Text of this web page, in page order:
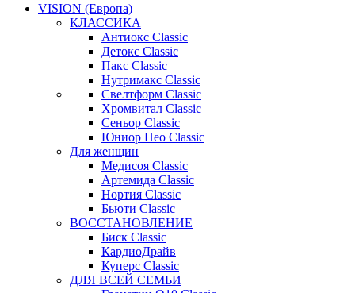
VISION (Европа)
КЛАССИКА
Антиокс Classic
Детокс Classic
Пакс Classic
Нутримакс Classic
Свелтформ Classic
Хромвитал Classic
Сеньор Classic
Юниор Нео Classic
Для женщин
Медисоя Classic
Артемида Classic
Нортия Classic
Бьюти Classic
ВОССТАНОВЛЕНИЕ
Биск Classic
КардиоДрайв
Куперс Classic
ДЛЯ ВСЕЙ СЕМЬИ